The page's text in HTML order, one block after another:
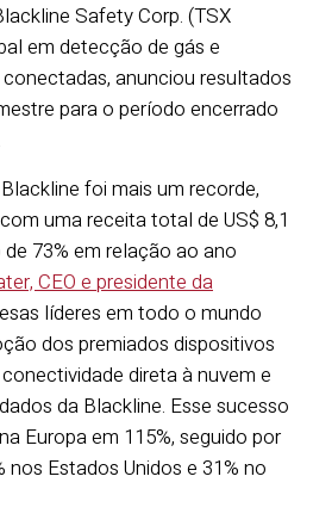
Safety Corp. (TSX
em detecção de gás e
anunciou resultados
para o período encerrado
foi mais um recorde,
uma receita total de US$ 8,1
73% em relação ao ano
CEO e presidente da
líderes em todo o mundo
dos premiados dispositivos
direta à nuvem e
da Blackline. Esse sucesso
Europa em 115%, seguido por
Estados Unidos e 31% no